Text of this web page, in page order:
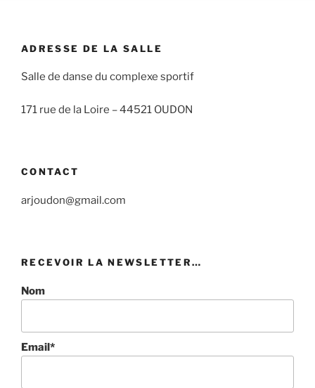
ADRESSE DE LA SALLE
Salle de danse du complexe sportif
171 rue de la Loire –44521 OUDON
CONTACT
arjoudon@gmail.com
RECEVOIR LA NEWSLETTER…
Nom
Email*